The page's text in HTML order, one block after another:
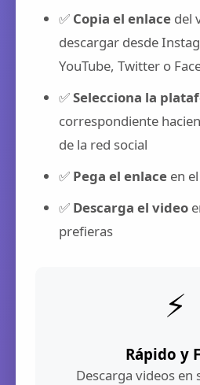
✅ Copia el enlace del
descargar desde
YouTube, Twitter o
✅Selecciona la
correspondiente
de la red social
✅ Pega el enlace en
✅ Descarga el video
prefieras
⚡
Rápido y
Descarga videos en